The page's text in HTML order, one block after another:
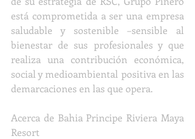
está comprometida a ser una empresa
saludable y sostenible –sensible al
bienestar de sus profesionales y que
realiza una contribución económica,
social y medioambiental positiva en las
demarcaciones en las que opera.
Acerca de Bahia Principe Riviera Maya
Resort